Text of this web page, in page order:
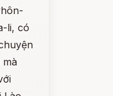
li, có